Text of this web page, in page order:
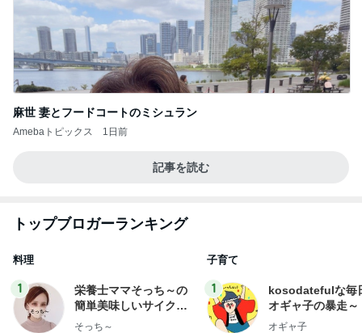
麻世 妻とフードコートのミシュラン
Amebaトピックス 1日前
記事を読む
トップブロガーランキング
料理
1
栄養士ママそっち～の
簡単美味しいサイクル
献立
そっち～
子育て
1
kosodatefulな毎
オギャ子の暴走～
オギャ子